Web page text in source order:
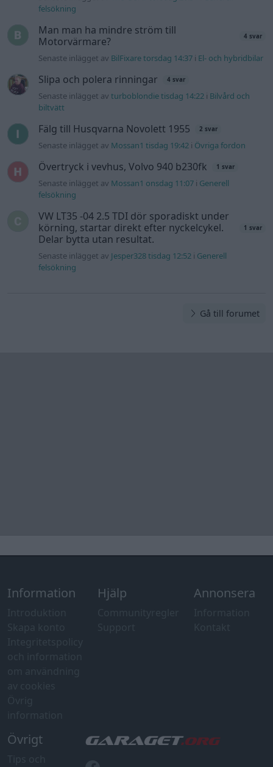
felsökning
Man man ha mindre ström till
Motorvärmare?
4 svar
Senaste inlägget av BilFixare torsdag 14:37 i El- och hybridbilar
Slipa och polera rinningar 4 svar
Senaste inlägget avturboblondie tisdag 14:22 i Bilvård och
biltvätt
Fälg till Husqvarna Novolett 1955 2 svar
Senaste inlägget av Mossan1 tisdag 19:42 i Övriga fordon
Övertryck i vevhus, Volvo 940 b230fk 1 svar
Senaste inlägget av Mossan1 onsdag 11:07 i Generell
felsökning
VW LT35 -04 2.5 TDI dör sporadiskt under
körning, startar direkt efter nyckelcykel.
Delar bytta utan resultat.
1 svar
Senaste inlägget av Jesper328 tisdag 12:52 i Generell
felsökning
Gå till forumet
Information Hjälp Annonsera
Övrigt